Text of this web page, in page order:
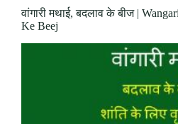
वांगारी मथाई, बदलाव के बीज |
Ke Beej